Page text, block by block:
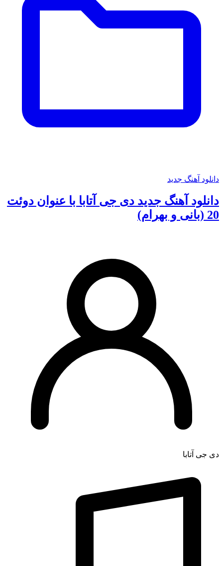
دانلود آهنگ جدید
دانلود آهنگ جدید دی جی آتابا با عنوان دوئت
20 (بانی و بهرام)
دی جی آتابا